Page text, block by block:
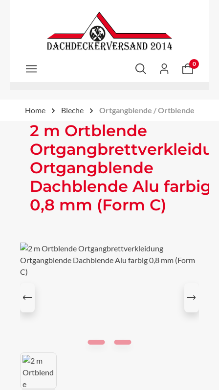
Zum Hauptinhalt springen
0
Home Bleche Ortgangblende / Ortblende
2 m Ortblende
Ortgangblende
Dachblende Alu farbig
0,8 mm (Form C)
Bildergalerie überspringen